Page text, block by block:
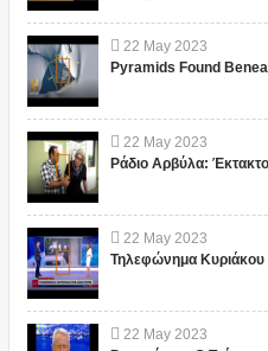
22 May 2023
Pyramids Found
22 May 2023
Ράδιο Αρβύλα:
22 May 2023
Τηλεφώνημα Κυριάκου
22 May 2023